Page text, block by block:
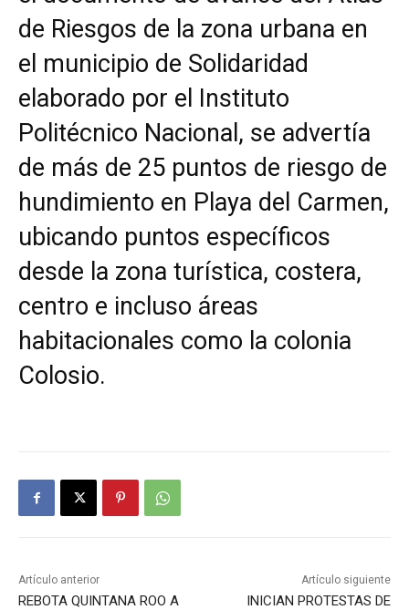
de Riesgos de la zona urbana en
el municipio de Solidaridad
elaborado por el Instituto
Politécnico Nacional, se advertía
de más de 25 puntos de riesgo de
hundimiento en Playa del Carmen,
ubicando puntos específicos
desde la zona turística, costera,
centro e incluso áreas
habitacionales como la colonia
Colosio.
Artículo anterior
REBOTA QUINTANA ROO A
Artículo siguiente
INICIAN PROTESTAS DE